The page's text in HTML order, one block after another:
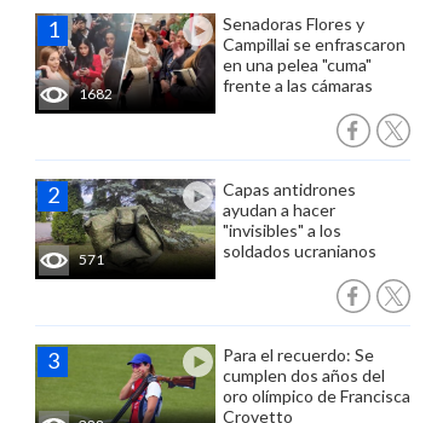
1682
Senadoras Flores y
Campillai se enfrascaron
en una pelea "cuma"
frente a las cámaras
571
Capas antidrones
ayudan a hacer
"invisibles" a los
soldados ucranianos
Para el recuerdo: Se
cumplen dos años del
oro olímpico de Francisca
Crovetto